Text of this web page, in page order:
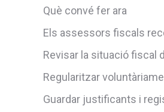
Què convé fer ara
Els assessors fiscals
Revisar la situació fiscal
Regularitzar
Guardar justificants i